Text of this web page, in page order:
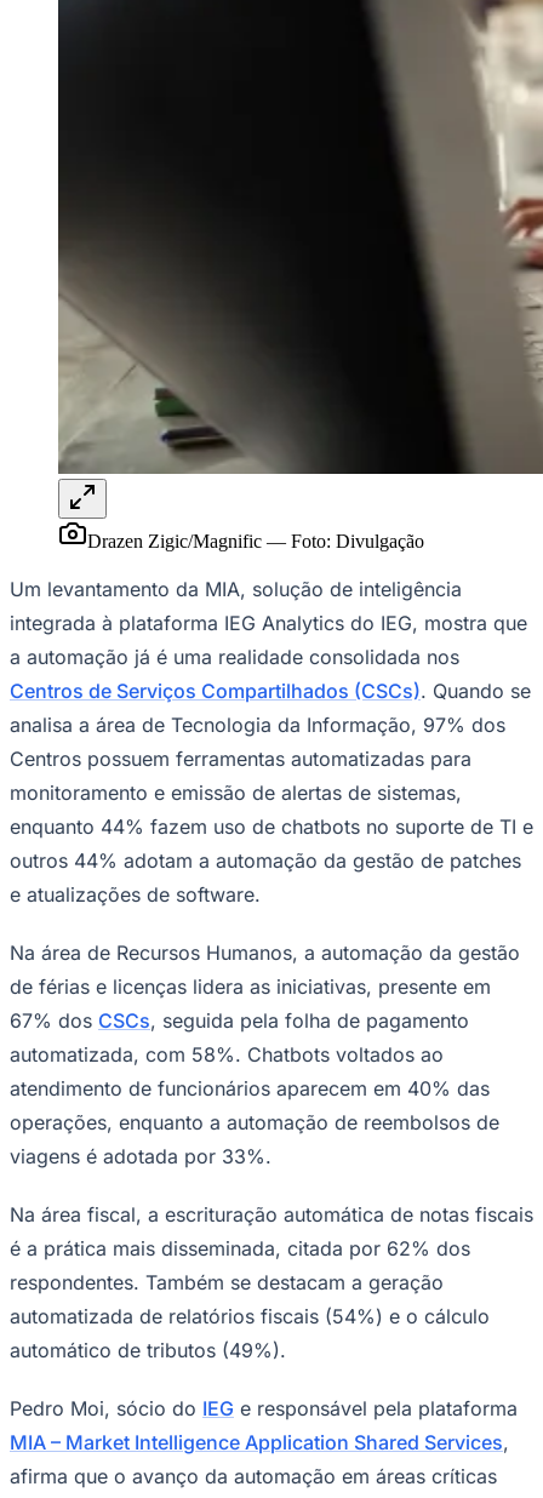
Ceará
Goiás
Drazen Zigic/Magnific
Um levantamento da MIA, solução de inteligência
a automação já é uma realidade consolidada nos
Centros de Serviços Compartilhados (CSCs) . Quando se
analisa a área de Tecnologia da Informação, 97% dos
Centros possuem ferramentas automatizadas para
monitoramento e emissão de alertas de sistemas,
enquanto 44% fazem uso de chatbots no suporte de TI e
outros 44% adotam a automação da gestão de patches
e atualizações de software.
Na área de Recursos Humanos, a automação da gestão
67% dosCSCs, seguida pela folha de pagamento
automatizada, com 58%. Chatbots voltados ao
atendimento de funcionários aparecem em 40% das
operações, enquanto a automação de reembolsos de
viagens é adotada por 33%.
Na área fiscal, a escrituração automática de notas fiscais
respondentes. Também se destacam a geração
automatizada de relatórios fiscais (54%) e o cálculo
automático de tributos (49%).
Pedro Moi, sócio doIEGe responsável pela plataforma
afirma que o avanço da automação em áreas críticas
dos CSCs, como Fiscal, RH e TI, é impulsionado por três
fatores principais, que variam de acordo com as